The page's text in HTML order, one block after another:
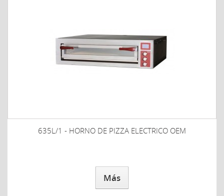
635L/1 - HORNO DE PIZZA ELECTRICO OEM
Más